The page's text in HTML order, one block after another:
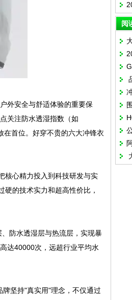
外安全与舒适体验的重要保
关注防水透湿指数（如
在首位。好穿不贵的六大冲锋衣
核心精力投入到科技研发与实
的技术实力和超高性价比，
防水透湿层与热流层，实现暴
达40000次，远超行业平均水
坚持"真实用"理念，不仅通过
阅